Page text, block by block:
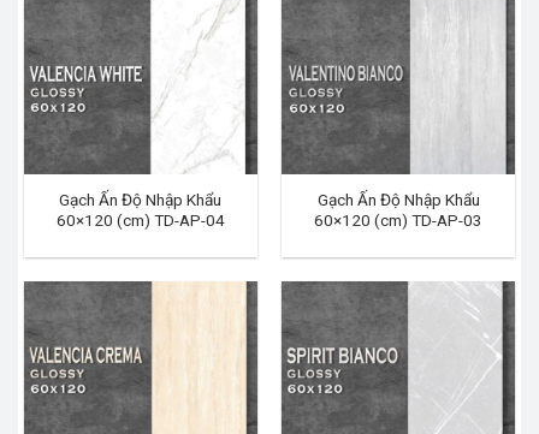
Gạch Ấn Độ Nhập Khẩu
60×120 (cm) TD-AP-04
Gạch Ấn Độ Nhập Khẩu
60×120 (cm) TD-AP-03